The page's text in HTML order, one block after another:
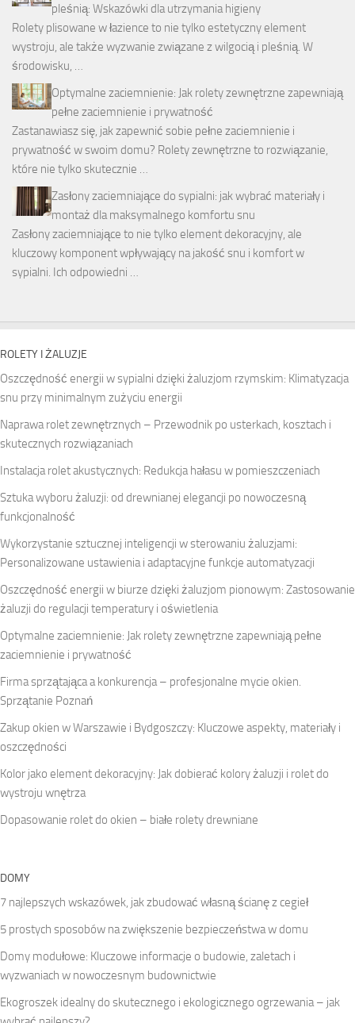
pleśnią: Wskazówki dla utrzymania higieny
Rolety plisowane w łazience to nie tylko estetyczny element
wystroju, ale także wyzwanie związane z wilgocią i pleśnią. W
środowisku, …
Optymalne zaciemnienie: Jak rolety zewnętrzne zapewniają
pełne zaciemnienie i prywatność
Zastanawiasz się, jak zapewnić sobie pełne zaciemnienie i
prywatność w swoim domu? Rolety zewnętrzne to rozwiązanie,
które nie tylko skutecznie …
Zasłony zaciemniające do sypialni: jak wybrać materiały i
montaż dla maksymalnego komfortu snu
Zasłony zaciemniające to nie tylko element dekoracyjny, ale
kluczowy komponent wpływający na jakość snu i komfort w
sypialni. Ich odpowiedni …
ROLETY I ŻALUZJE
Oszczędność energii w sypialni dzięki żaluzjom rzymskim: Klimatyzacja
snu przy minimalnym zużyciu energii
Naprawa rolet zewnętrznych – Przewodnik po usterkach, kosztach i
skutecznych rozwiązaniach
Instalacja rolet akustycznych: Redukcja hałasu w pomieszczeniach
Sztuka wyboru żaluzji: od drewnianej elegancji po nowoczesną
funkcjonalność
Wykorzystanie sztucznej inteligencji w sterowaniu żaluzjami:
Personalizowane ustawienia i adaptacyjne funkcje automatyzacji
Oszczędność energii w biurze dzięki żaluzjom pionowym: Zastosowanie
żaluzji do regulacji temperatury i oświetlenia
Optymalne zaciemnienie: Jak rolety zewnętrzne zapewniają pełne
zaciemnienie i prywatność
Firma sprzątająca a konkurencja – profesjonalne mycie okien.
Sprzątanie Poznań
Zakup okien w Warszawie i Bydgoszczy: Kluczowe aspekty, materiały i
oszczędności
Kolor jako element dekoracyjny: Jak dobierać kolory żaluzji i rolet do
wystroju wnętrza
Dopasowanie rolet do okien – białe rolety drewniane
DOMY
7 najlepszych wskazówek, jak zbudować własną ścianę z cegieł
5 prostych sposobów na zwiększenie bezpieczeństwa w domu
Domy modułowe: Kluczowe informacje o budowie, zaletach i
wyzwaniach w nowoczesnym budownictwie
Ekogroszek idealny do skutecznego i ekologicznego ogrzewania – jak